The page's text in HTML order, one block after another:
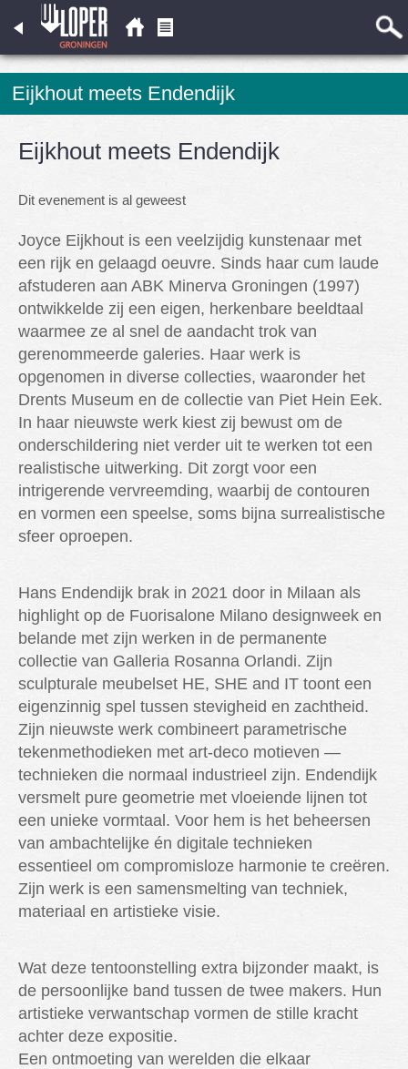
Eijkhout meets Endendijk
Eijkhout meets Endendijk
Dit evenement is al geweest
Joyce Eijkhout is een veelzijdig kunstenaar met
een rijk en gelaagd oeuvre. Sinds haar cum laude
afstuderen aan ABK Minerva Groningen (1997)
ontwikkelde zij een eigen, herkenbare beeldtaal
waarmee ze al snel de aandacht trok van
gerenommeerde galeries. Haar werk is
opgenomen in diverse collecties, waaronder het
Drents Museum en de collectie van Piet Hein Eek.
In haar nieuwste werk kiest zij bewust om de
onderschildering niet verder uit te werken tot een
realistische uitwerking. Dit zorgt voor een
intrigerende vervreemding, waarbij de contouren
en vormen een speelse, soms bijna surrealistische
sfeer oproepen.
Hans Endendijk brak in 2021 door in Milaan als
highlight op de Fuorisalone Milano designweek en
belande met zijn werken in de permanente
collectie van Galleria Rosanna Orlandi. Zijn
sculpturale meubelset HE, SHE and IT toont een
eigenzinnig spel tussen stevigheid en zachtheid.
Zijn nieuwste werk combineert parametrische
tekenmethodieken met art-deco motieven —
technieken die normaal industrieel zijn. Endendijk
versmelt pure geometrie met vloeiende lijnen tot
een unieke vormtaal. Voor hem is het beheersen
van ambachtelijke én digitale technieken
essentieel om compromisloze harmonie te creëren.
Zijn werk is een samensmelting van techniek,
materiaal en artistieke visie.
Wat deze tentoonstelling extra bijzonder maakt, is
de persoonlijke band tussen de twee makers. Hun
artistieke verwantschap vormen de stille kracht
achter deze expositie.
Een ontmoeting van werelden die elkaar